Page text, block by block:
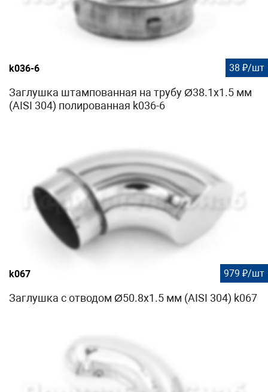
k036-6 38 ₽/шт
Заглушка штампованная на трубу Ø38.1х1.5 мм
(AISI 304) полированная k036-6
k067 979 ₽/шт
Заглушка с отводом Ø50.8х1.5 мм (AISI 304) k067